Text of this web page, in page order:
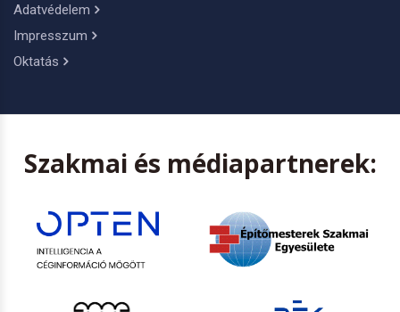
Adatvédelem
Impresszum
Oktatás
Szakmai és médiapartnerek: